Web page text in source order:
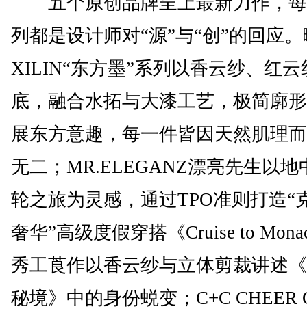
列都是设计师对“源”与“创”的回应
XILIN“东方墨”系列以香云纱、红云
底，融合水拓与大漆工艺，极简廓
展东方意趣，每一件皆因天然肌理
无二；MR.ELEGANZ漂亮先生以地
轮之旅为灵感，通过TPO准则打造“
奢华”高级度假穿搭《Cruise to
秀工莨作以香云纱与立体剪裁讲述
秘境》中的身份蜕变；C+C CHEER